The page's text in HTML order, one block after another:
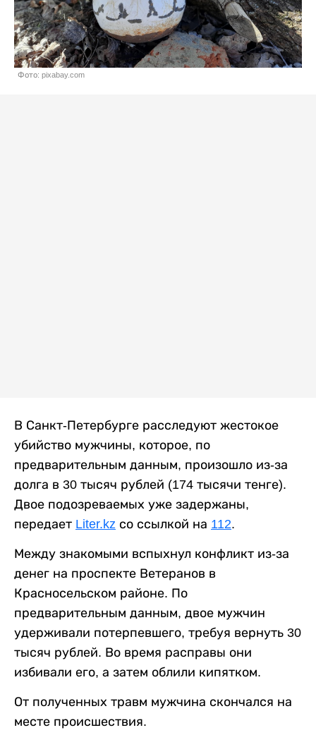
Фото: pixabay.com
В Санкт-Петербурге расследуют жестокое
убийство мужчины, которое, по
предварительным данным, произошло из-за
долга в 30 тысяч рублей (174 тысячи тенге).
Двое подозреваемых уже задержаны,
передает Liter.kz со ссылкой на 112.
Между знакомыми вспыхнул конфликт из-за
денег на проспекте Ветеранов в
Красносельском районе. По
предварительным данным, двое мужчин
удерживали потерпевшего, требуя вернуть 30
тысяч рублей. Во время расправы они
избивали его, а затем облили кипятком.
От полученных травм мужчина скончался на
месте происшествия.